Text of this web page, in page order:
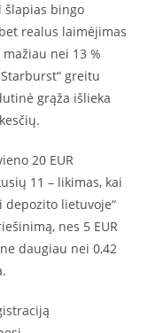
šlapias bingo
realus laimėjimas
nei 13 %
greitu
grąža išlieka
20 EUR
11 – likimas, kai
depozito lietuvoje“
nes 5 EUR
daugiau nei 0,42